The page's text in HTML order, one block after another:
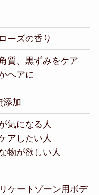
ーズの香り
質、黒ずみをケア
ヘアに
添加
気になる人
アしたい人
物が欲しい人
ケートゾーン用ボデ